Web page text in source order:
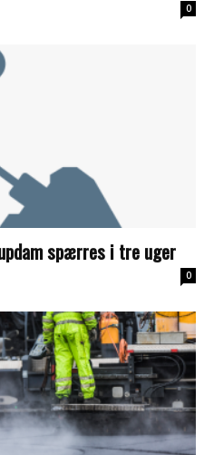
0
spærres i tre uger
0